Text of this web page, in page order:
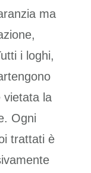
ma
i loghi,
vietata la
Ogni
trattati è